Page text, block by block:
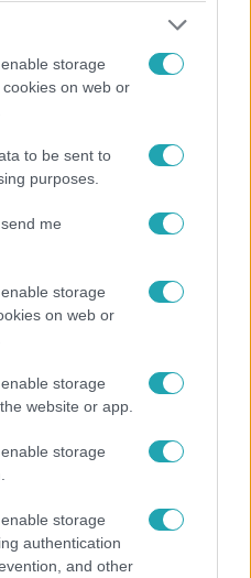
storage
on web or
to be sent to
purposes.
me
storage
on web or
storage
website or app.
storage
storage
authentication
and other
el, mennyire aggódik
utóbbi időben.
a gyerekeibe